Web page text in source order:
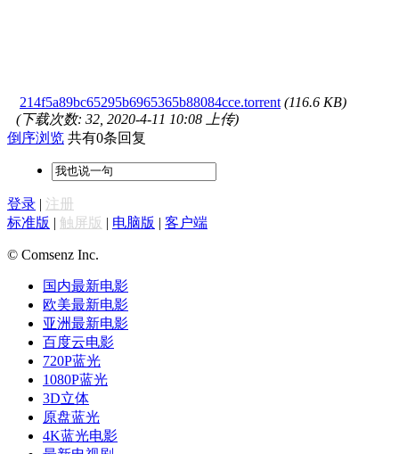
214f5a89bc65295b6965365b88084cce.torrent (116.6 KB)
(下载次数: 32, 2020-4-11 10:08 上传)
倒序浏览 共有0条回复
登录 | 注册
标准版 | 触屏版 | 电脑版 | 客户端
© Comsenz Inc.
国内最新电影
欧美最新电影
亚洲最新电影
百度云电影
720P蓝光
1080P蓝光
3D立体
原盘蓝光
4K蓝光电影